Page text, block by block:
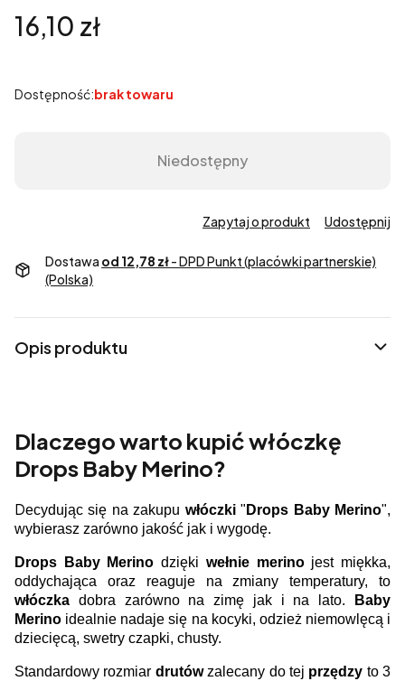
Cena
16,10 zł
Dostępność:brak towaru
Niedostępny
Zapytaj o produkt Udostępnij
Dostawa od 12,78 zł- DPD Punkt (placówki partnerskie)
(Polska)
Opis produktu
Dlaczego warto kupić włóczkę
Drops Baby Merino?
Decydując się na zakupu włóczki" Drops Baby Merino",
wybierasz zarówno jakość jak i wygodę.
Drops Baby Merinodzięki wełnie merinojest miękka,
oddychająca oraz reaguje na zmiany temperatury, to
włóczka dobra zarówno na zimę jak i na lato. Baby
Merino idealnie nadaje się na kocyki, odzież niemowlęcą i
dziecięcą, swetry czapki, chusty.
Standardowy rozmiar drutówzalecany do tej przędzy to 3